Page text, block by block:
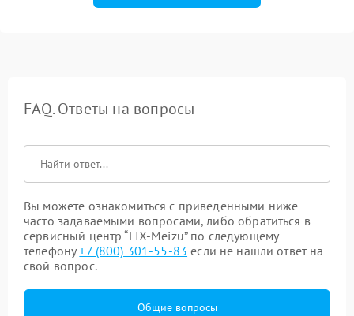
FAQ. Ответы на вопросы
Вы можете ознакомиться с приведенными ниже
часто задаваемыми вопросами, либо обратиться в
сервисный центр “FIX-Meizu” по следующему
телефону+7 (800) 301-55-83 если не нашли ответ на
свой вопрос.
Общие вопросы